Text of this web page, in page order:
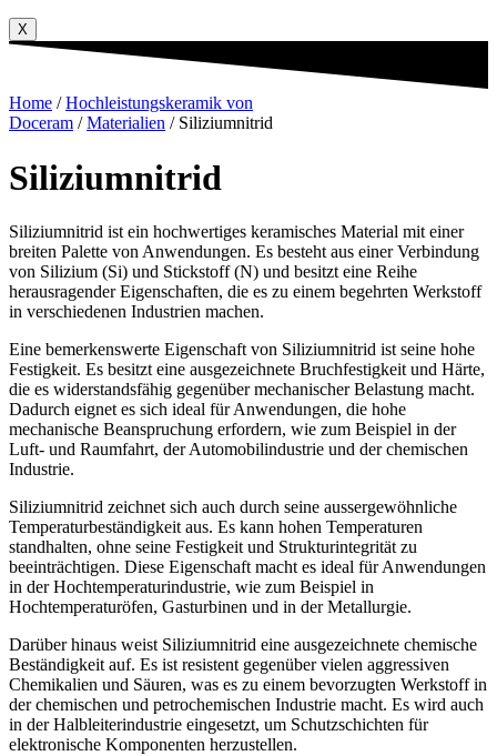
X
Home /Hochleistungskeramik von
Doceram /Materialien / Siliziumnitrid
Siliziumnitrid
Siliziumnitrid ist ein hochwertiges keramisches Material mit einer
breiten Palette von Anwendungen. Es besteht aus einer Verbindung
von Silizium (Si) und Stickstoff (N) und besitzt eine Reihe
herausragender Eigenschaften, die es zu einem begehrten Werkstoff
in verschiedenen Industrien machen.
Eine bemerkenswerte Eigenschaft von Siliziumnitrid ist seine hohe
Festigkeit. Es besitzt eine ausgezeichnete Bruchfestigkeit und Härte,
die es widerstandsfähig gegenüber mechanischer Belastung macht.
Dadurch eignet es sich ideal für Anwendungen, die hohe
mechanische Beanspruchung erfordern, wie zum Beispiel in der
Luft- und Raumfahrt, der Automobilindustrie und der chemischen
Industrie.
Siliziumnitrid zeichnet sich auch durch seine aussergewöhnliche
Temperaturbeständigkeit aus. Es kann hohen Temperaturen
standhalten, ohne seine Festigkeit und Strukturintegrität zu
beeinträchtigen. Diese Eigenschaft macht es ideal für Anwendungen
in der Hochtemperaturindustrie, wie zum Beispiel in
Hochtemperaturöfen, Gasturbinen und in der Metallurgie.
Darüber hinaus weist Siliziumnitrid eine ausgezeichnete chemische
Beständigkeit auf. Es ist resistent gegenüber vielen aggressiven
Chemikalien und Säuren, was es zu einem bevorzugten Werkstoff in
der chemischen und petrochemischen Industrie macht. Es wird auch
in der Halbleiterindustrie eingesetzt, um Schutzschichten für
elektronische Komponenten herzustellen.